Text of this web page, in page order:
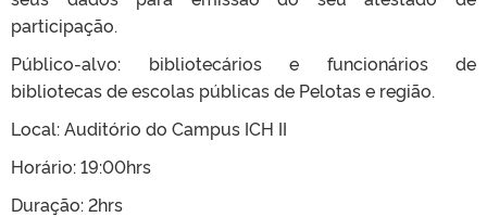
participação.
Público-alvo: bibliotecários e funcionários de
bibliotecas de escolas públicas de Pelotas e região.
Local: Auditório do Campus ICH II
Horário: 19:00hrs
Duração: 2hrs